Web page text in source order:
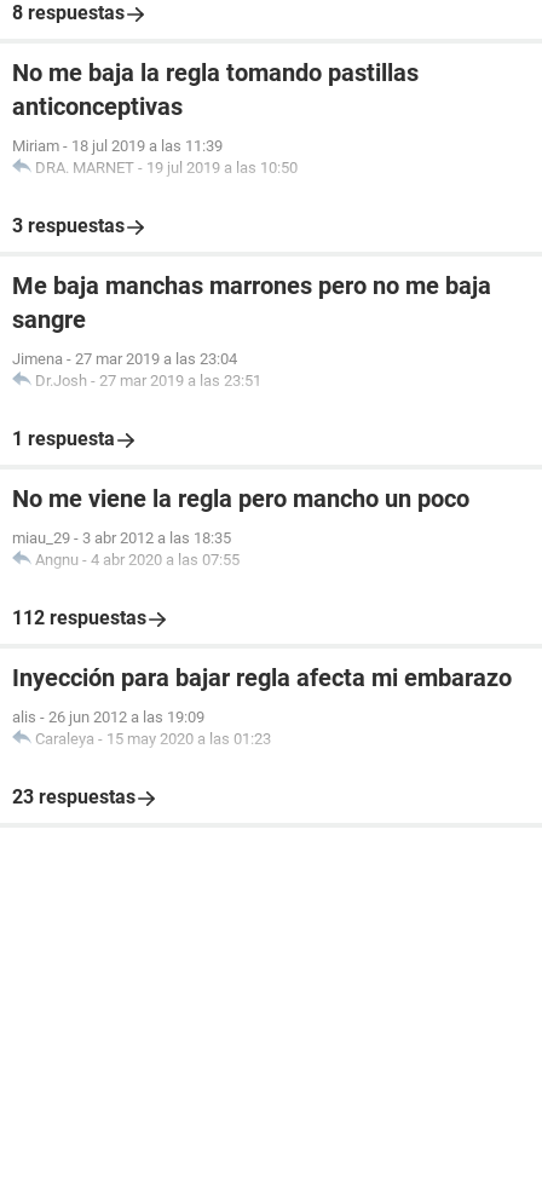
8 respuestas
No me baja la regla tomando pastillas
anticonceptivas
Miriam - 18 jul 2019 a las 11:39
DRA. MARNET - 19 jul 2019 a las 10:50
3 respuestas
Me baja manchas marrones pero no me baja
sangre
Jimena - 27 mar 2019 a las 23:04
Dr.Josh - 27 mar 2019 a las 23:51
1 respuesta
No me viene la regla pero mancho un poco
miau_29 - 3 abr 2012 a las 18:35
Angnu - 4 abr 2020 a las 07:55
112 respuestas
Inyección para bajar regla afecta mi embarazo
alis - 26 jun 2012 a las 19:09
Caraleya - 15 may 2020 a las 01:23
23 respuestas